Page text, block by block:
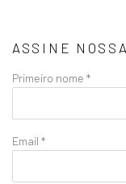
ASSINE
Primeiro nome *
Email *